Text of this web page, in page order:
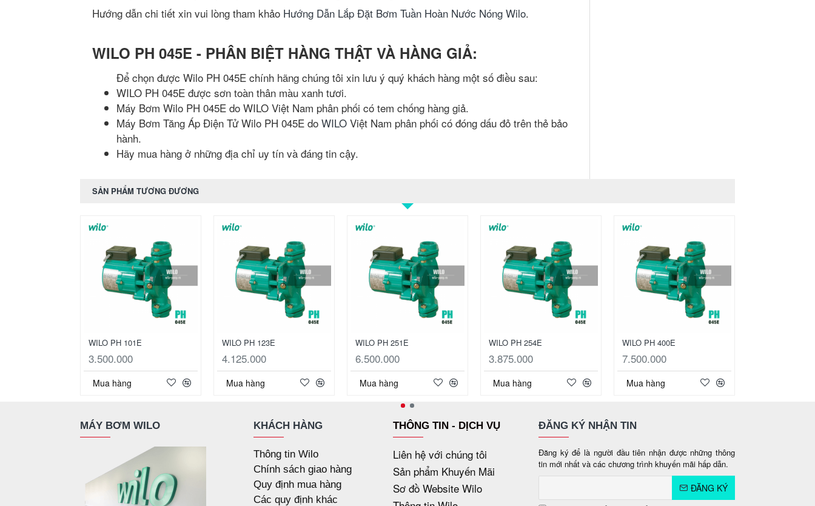
Hướng dẫn chi tiết xin vui lòng tham khảo Hướng Dẫn Lắp Đặt Bơm Tuần Hoàn Nước Nóng Wilo.
WILO PH 045E - PHÂN BIỆT HÀNG THẬT VÀ HÀNG GIẢ:
Để chọn được Wilo PH 045E chính hãng chúng tôi xin lưu ý quý khách hàng một số điều sau:
WILO PH 045E được sơn toàn thân màu xanh tươi.
Máy Bơm Wilo PH 045E do WILO Việt Nam phân phối có tem chống hàng giả.
Máy Bơm Tăng Áp Điện Tử Wilo PH 045E do WILO Việt Nam phân phối có đóng dấu đỏ trên thẻ bảo
hành.
Hãy mua hàng ở những địa chỉ uy tín và đáng tin cậy.
SẢN PHẨM TƯƠNG ĐƯƠNG
WILO PH 101E
3.500.000
Mua hàng
WILO PH 123E
4.125.000
Mua hàng
WILO PH 251E
6.500.000
Mua hàng
WILO PH 254E
3.875.000
Mua hàng
WILO PH 400E
7.500.000
Mua hàng
MÁY BƠM WILO KHÁCH HÀNG
Thông tin Wilo
Chính sách giao hàng
Quy định mua hàng
Các quy định khác
THÔNG TIN - DỊCH VỤ
Liên hệ với chúng tôi
Sản phẩm Khuyến Mãi
Sơ đồ Website Wilo
ĐĂNG KÝ NHẬN TIN
Đăng ký để là người đầu tiên nhận được những thông
tin mới nhất và các chương trình khuyến mãi hấp dẫn.
ĐĂNG KÝ